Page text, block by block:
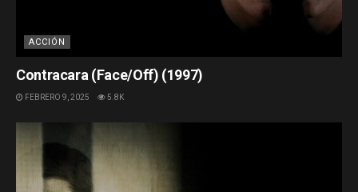
ACCIÓN
Contracara (Face/Off) (1997)
FEBRERO 9, 2025 5.8K